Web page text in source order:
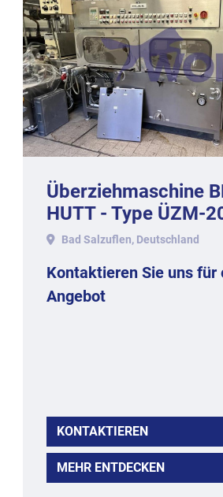
Überziehmaschine
HUTT - Type ÜZM-
ca. 1.050 mm
Bad Salzuflen, Deutschland
Kontaktieren Sie uns für
Angebot
KONTAKTIEREN
MEHR ENTDECKEN